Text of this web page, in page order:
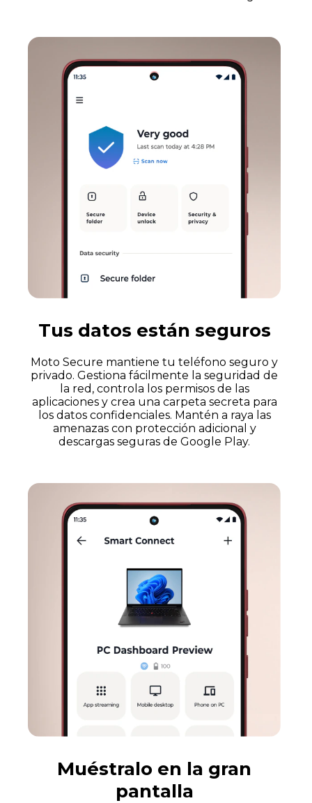
Tus datos están seguros
Moto Secure mantiene tu teléfono seguro y
privado. Gestiona fácilmente la seguridad de
la red, controla los permisos de las
aplicaciones y crea una carpeta secreta para
los datos confidenciales. Mantén a raya las
amenazas con protección adicional y
descargas seguras de Google Play.
Muéstralo en la gran
pantalla